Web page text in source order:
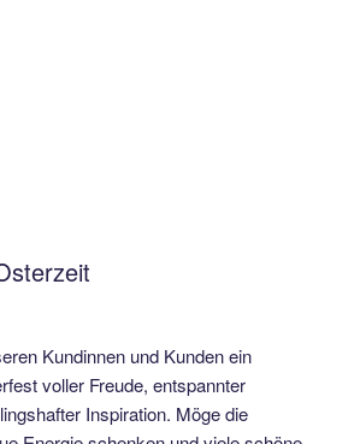
Kundinnen und Kunden ein
voller Freude, entspannter
Inspiration. Möge die